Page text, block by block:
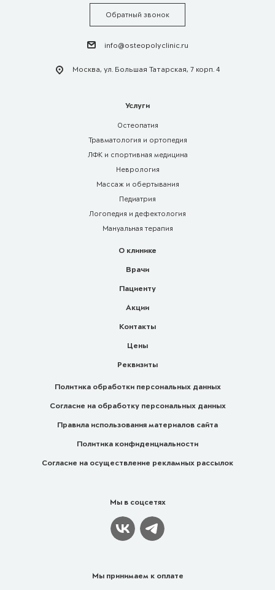
Обратный звонок
info@osteopolyclinic.ru
Москва, ул. Большая Татарская, 7 корп. 4
Услуги
Остеопатия
Травматология и ортопедия
ЛФК и спортивная медицина
Неврология
Массаж и обертывания
Педиатрия
Логопедия и дефектология
Мануальная терапия
О клинике
Врачи
Пациенту
Акции
Контакты
Цены
Реквизиты
Политика обработки персональных данных
Согласие на обработку персональных данных
Правила использования материалов сайта
Политика конфиденциальности
Согласие на осуществление рекламных рассылок
Мы в соцсетях
Мы принимаем к оплате